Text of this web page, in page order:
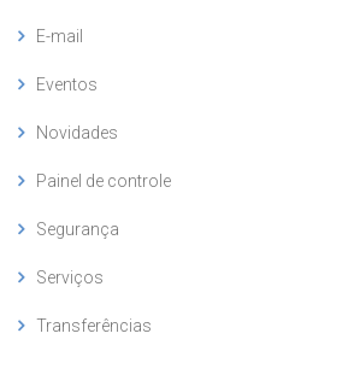
E-mail
Eventos
Novidades
Painel de controle
Segurança
Serviços
Transferências